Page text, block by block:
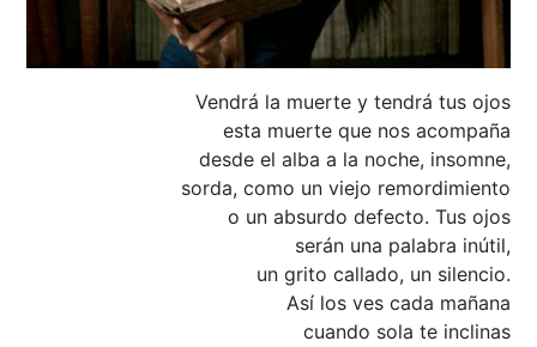
Vendrá la muerte y tendrá tus ojos
esta muerte que nos acompaña
desde el alba a la noche, insomne,
sorda, como un viejo remordimiento
o un absurdo defecto. Tus ojos
serán una palabra inútil,
un grito callado, un silencio.
Así los ves cada mañana
cuando sola te inclinas